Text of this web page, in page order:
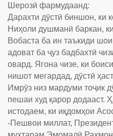
Шерозӣ фармудаанд:
Дарахти дӯстӣ биншон, ки
Ниҳоли душманӣ баркан,
Вобаста ба ин таъкиди
адоват ба ҷуз бадбахтӣ
овард. Ягона чизе, ки
нишот мегардад, дӯстӣ
Имрӯз низ мардуми тоҷик
пешаи худ қарор додааст.
истодаем, ки иқдомҳои
-Пешвои миллат,